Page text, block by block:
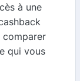
à une
comparer
qui vous